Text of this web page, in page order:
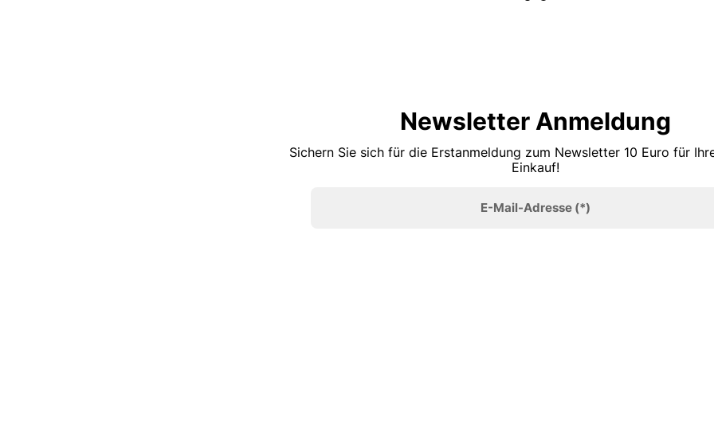
Newsletter Anmeldung
Sichern Sie sich für die Erstanmeldung zum Newsletter 10 Euro für
Einkauf!
E-Mail-Adresse(*)